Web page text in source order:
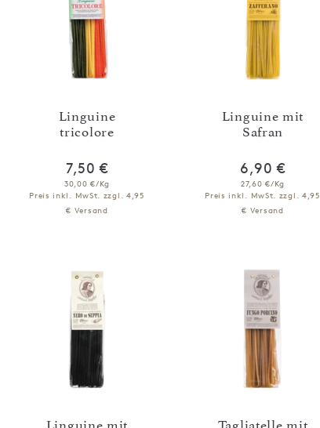
Linguine
tricolore
7,50 €
30,00 €/Kg
Preis inkl. MwSt. zzgl. 4,95
€ Versand
Linguine mit
Safran
6,90 €
27,60 €/Kg
Preis inkl. MwSt. zzgl. 4,95
€ Versand
Linguine mit
Tagliatelle mit